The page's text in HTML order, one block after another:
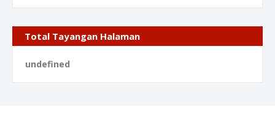
Total Tayangan Halaman
undefned